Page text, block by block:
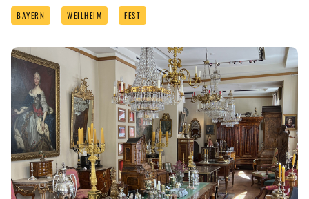
BAYERN WEILHEIM FEST